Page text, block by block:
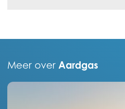
Meer over Aardgas